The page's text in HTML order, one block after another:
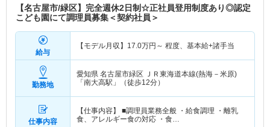
【名古屋市/緑区】完全週休2日制☆正社員登用制度あり◎認定
こども園にて調理員募集＜契約社員＞
給与
【モデル月収】 17.0万円～ 程度、基本給+諸手当
勤務地
愛知県 名古屋市緑区 ＪＲ東海道本線(熱海－米原)
「南大高駅」（徒歩12分）
仕事内容
【仕事内容】 ■調理員業務全般 ・給食調理 ・離乳
食、アレルギー食の対応 ・食…